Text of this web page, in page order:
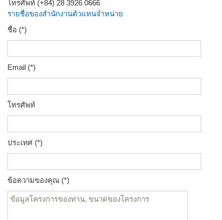
โทรศัพท์ (+84) 28 3926 0666
รายชื่อของสำนักงานตัวแทนจำหน่าย
ชื่อ (*)
Email (*)
โทรศัพท์
ประเทศ (*)
ข้อความของคุณ (*)